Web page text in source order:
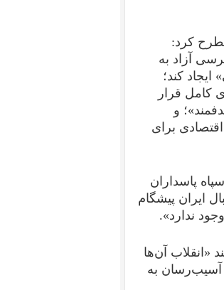
کرد:
آزاد به
کند؛
کامل قرار
و
برای
پاسداران
ایران پیشگام
ندارد».
«انقلاب آن‌ها
آسیب‌رسان به